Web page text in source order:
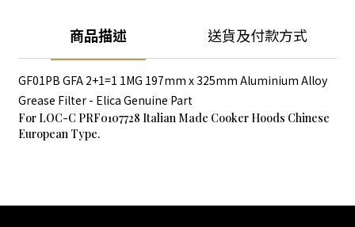
商品描述 送貨及付款方式
GF01PB GFA 2+1=1 1MG 197mm x 325mm Aluminium Alloy
Grease Filter - Elica Genuine Part
For LOC-C PRF0107728 Italian Made Cooker Hoods Chinese
European Type.